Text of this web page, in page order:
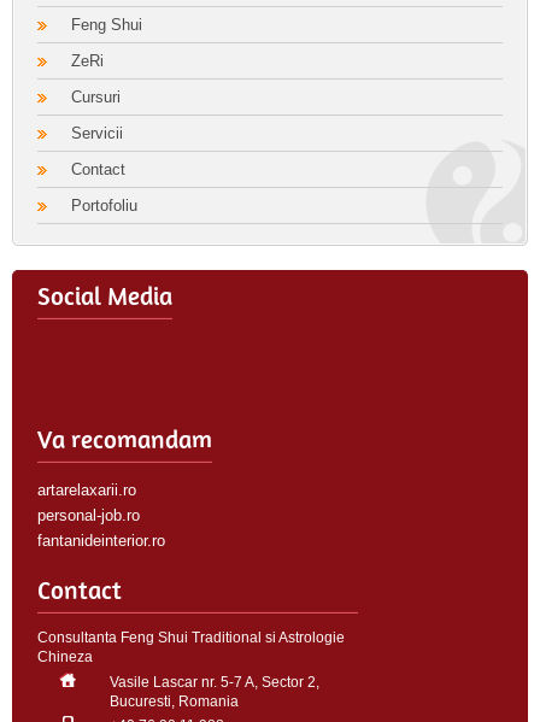
Feng Shui
ZeRi
Cursuri
Servicii
Contact
Portofoliu
Social Media
Va recomandam
artarelaxarii.ro
personal-job.ro
fantanideinterior.ro
Contact
Consultanta Feng Shui Traditional si Astrologie
Chineza
Vasile Lascar nr. 5-7 A, Sector 2,
Bucuresti, Romania